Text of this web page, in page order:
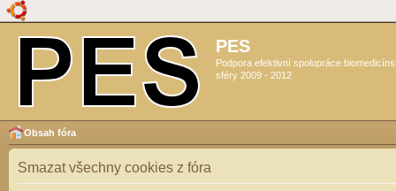
PES
Podpora efektivní spolupráce
sféry 2009 - 2012
Obsah fóra
Smazat všechny cookies z fóra